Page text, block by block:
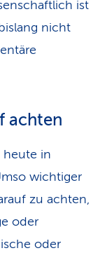
ist
nicht
achten
heute in
wichtiger
zu achten,
oder
oder